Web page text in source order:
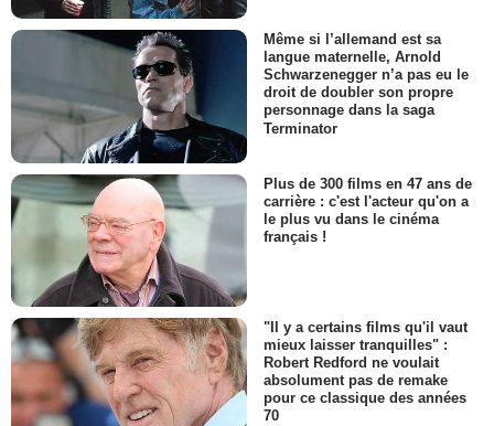
Même si l’allemand est sa
langue maternelle, Arnold
Schwarzenegger n’a pas eu le
droit de doubler son propre
personnage dans la saga
Terminator
Plus de 300 films en 47 ans de
carrière : c'est l'acteur qu'on a
le plus vu dans le cinéma
français !
"Il y a certains films qu'il vaut
mieux laisser tranquilles" :
Robert Redford ne voulait
absolument pas de remake
pour ce classique des années
70